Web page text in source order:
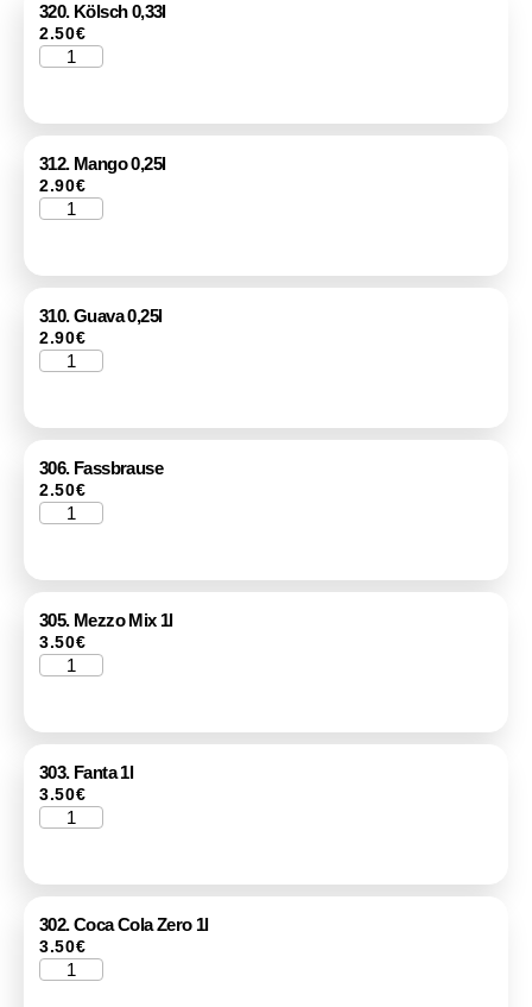
320. Kölsch 0,33l
2.50€
312. Mango 0,25l
2.90€
310. Guava 0,25l
2.90€
306. Fassbrause
2.50€
305. Mezzo Mix 1l
3.50€
303. Fanta 1l
3.50€
302. Coca Cola Zero 1l
3.50€